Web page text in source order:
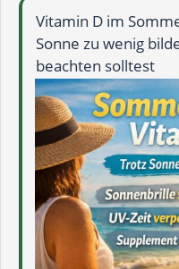
Vitamin D im
Sonne zu wenig
beachten solltest